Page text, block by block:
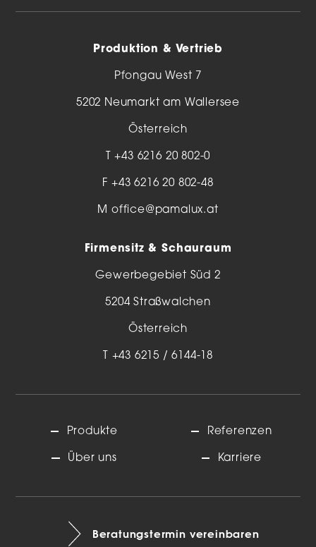
Produktion & Vertrieb
Pfongau West 7
5202 Neumarkt am Wallersee
Österreich
T+43 6216 20 802-0
F +43 6216 20 802-48
M office@pamalux.at
Firmensitz & Schauraum
Gewerbegebiet Süd 2
5204 Straßwalchen
Österreich
+43 6215 / 6144-18
Produkte
Über uns
Referenzen
Karriere
Beratungstermin vereinbaren